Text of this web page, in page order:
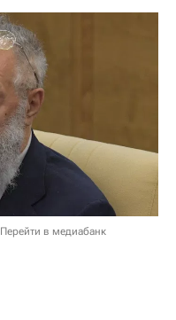
Перейти в медиабанк